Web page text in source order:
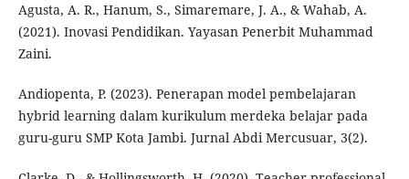
Agusta, A. R., Hanum, S., Simaremare, J. A., & Wahab, A.
(2021). Inovasi Pendidikan. Yayasan Penerbit Muhammad
Zaini.
Andiopenta, P. (2023). Penerapan model pembelajaran
hybrid learning dalam kurikulum merdeka belajar pada
guru-guru SMP Kota Jambi. Jurnal Abdi Mercusuar, 3(2).